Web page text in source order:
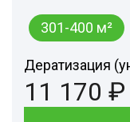
301-400 м²
Дератизация
11 170 ₽